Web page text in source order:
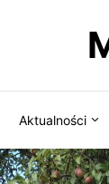
Aktualności